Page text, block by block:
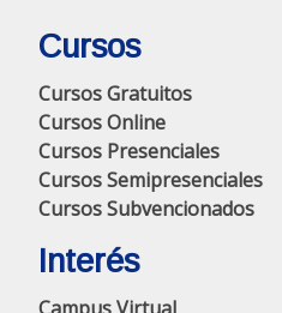
Cursos
Cursos Gratuitos
Cursos Online
Cursos Presenciales
Cursos Semipresenciales
Cursos Subvencionados
Interés